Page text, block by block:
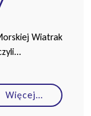
Wiatrak
Więcej…